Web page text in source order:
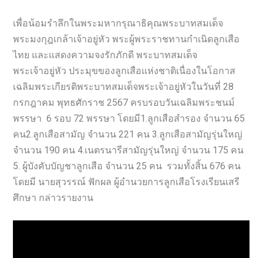
เพื่อน้อมรำลึกในพระมหากรุณาธิคุณพระบาทสมเด็จ
พระมงกุฎเกล้าเจ้าอยู่หัว พระผู้พระราชทานกำเนิดลูกเสือ
ไทย และแสดงความจงรักภักดี พระบาทสมเด็จ
พระเจ้าอยู่หัว ประมุขของลูกเสือแห่งชาติเนื่องในโอกาส
เฉลิมพระเกียรติพระบาทสมเด็จพระเจ้าอยู่หัวในวันที่ 28
กรกฎาคม พุทธศักราช 2567 ครบรอบวันเฉลิมพระชนม์
พรรษา 6 รอบ 72 พรรษา โดยมี1.ลูกเสือสำรอง จำนวน 65
คน2.ลูกเสือสามัญ จำนวน 221 คน 3.ลูกเสือสามัญรุ่นใหญ่
จำนวน 190 คน 4.เนตรนารีสามัญรุ่นใหญ่ จำนวน 175 คน
5. ผู้บังคับบัญชาลูกเสือ จำนวน 25 คน รวมทั้งสิ้น 676 คน
โดยมี นายสุวรรณ์ ฟักผล ผู้อำนวยการลูกเสือโรงเรียนเสรี
ศึกษา กล่าวรายงาน